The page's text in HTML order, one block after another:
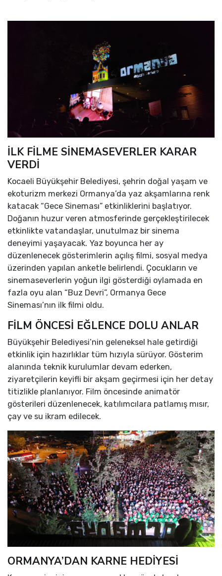
İLK FİLME SİNEMASEVERLER KARAR
VERDİ
Kocaeli Büyükşehir Belediyesi, şehrin doğal yaşam ve
ekoturizm merkezi Ormanya’da yaz akşamlarına renk
katacak “Gece Sineması” etkinliklerini başlatıyor.
Doğanın huzur veren atmosferinde gerçekleştirilecek
etkinlikte vatandaşlar, unutulmaz bir sinema
deneyimi yaşayacak. Yaz boyunca her ay
düzenlenecek gösterimlerin açılış filmi, sosyal medya
üzerinden yapılan anketle belirlendi. Çocukların ve
sinemaseverlerin yoğun ilgi gösterdiği oylamada en
fazla oyu alan “Buz Devri”, Ormanya Gece
Sineması’nın ilk filmi oldu.
FİLM ÖNCESİ EĞLENCE DOLU ANLAR
Büyükşehir Belediyesi’nin geleneksel hale getirdiği
etkinlik için hazırlıklar tüm hızıyla sürüyor. Gösterim
alanında teknik kurulumlar devam ederken,
ziyaretçilerin keyifli bir akşam geçirmesi için her detay
titizlikle planlanıyor. Film öncesinde animatör
gösterileri düzenlenecek, katılımcılara patlamış mısır,
çay ve su ikram edilecek.
ORMANYA’DAN KARNE HEDİYESİ